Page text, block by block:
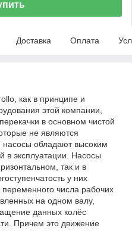
Доставка Оплата
как в принципе и
этой компании,
в основном чистой
не являются
обладают высоким
в эксплуатации. Насосы
так и в
у них
числа рабочих
на одном валу,
данных колёс
Причем это движение